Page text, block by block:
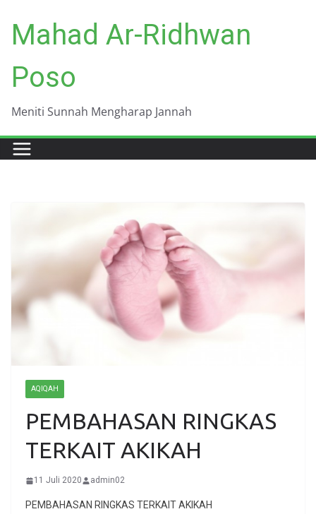
content
Mahad Ar-Ridhwan
Poso
Meniti Sunnah Mengharap Jannah
AQIQAH
PEMBAHASAN RINGKAS
TERKAIT AKIKAH
11 Juli 2020 admin02
PEMBAHASAN RINGKAS TERKAIT AKIKAH